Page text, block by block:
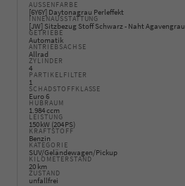
AUSSENFARBE
[6Y6Y] Daytonagrau Perleffekt
INNENAUSSTATTUNG
[JW] Sitzbezug Stoff Schwarz - Naht Agavengrau
GETRIEBE
Automatik
ANTRIEBSACHSE
Allrad
ZYLINDER
4
PARTIKELFILTER
1
SCHADSTOFFKLASSE
Euro 6
HUBRAUM
1.984 ccm
LEISTUNG
150 kW (204 PS)
KRAFTSTOFF
Benzin
KATEGORIE
SUV/Geländewagen/Pickup
KILOMETERSTAND
20 km
ZUSTAND
unfallfrei